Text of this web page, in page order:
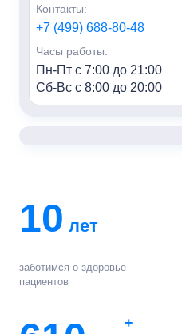
Контакты:
+7 (499) 688-80-48
Часы работы:
Пн-Пт с 7:00 до 21:00
Сб-Вс с 8:00 до 20:00
Часы работы:
г. Мытищи, ул. Колпакова,
10 лет
заботимся о здоровье
пациентов
+